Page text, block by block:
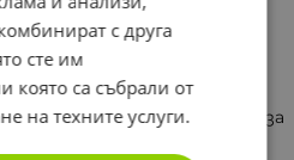
създадени четири
линията от
марката.
на тези
на естествена подкрепа за
Така се появяват
с друга
сте им
която са събрали от
на техните услуги.